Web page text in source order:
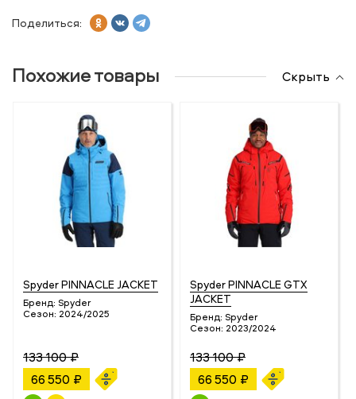
Поделиться:
Похожие товары Скрыть
Spyder PINNACLE JACKET
Бренд: Spyder
Сезон: 2024/2025
133 100 ₽
66 550 ₽
Spyder PINNACLE GTX
JACKET
Бренд: Spyder
Сезон: 2023/2024
133 100 ₽
66 550 ₽